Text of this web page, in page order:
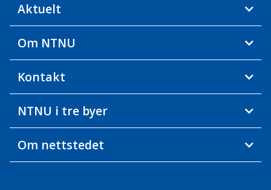
Aktuelt
Om NTNU
Kontakt
NTNU i tre byer
Om nettstedet